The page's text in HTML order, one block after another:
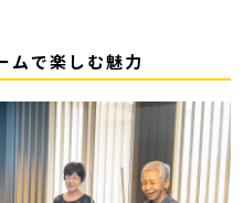
ムで楽しむ魅力